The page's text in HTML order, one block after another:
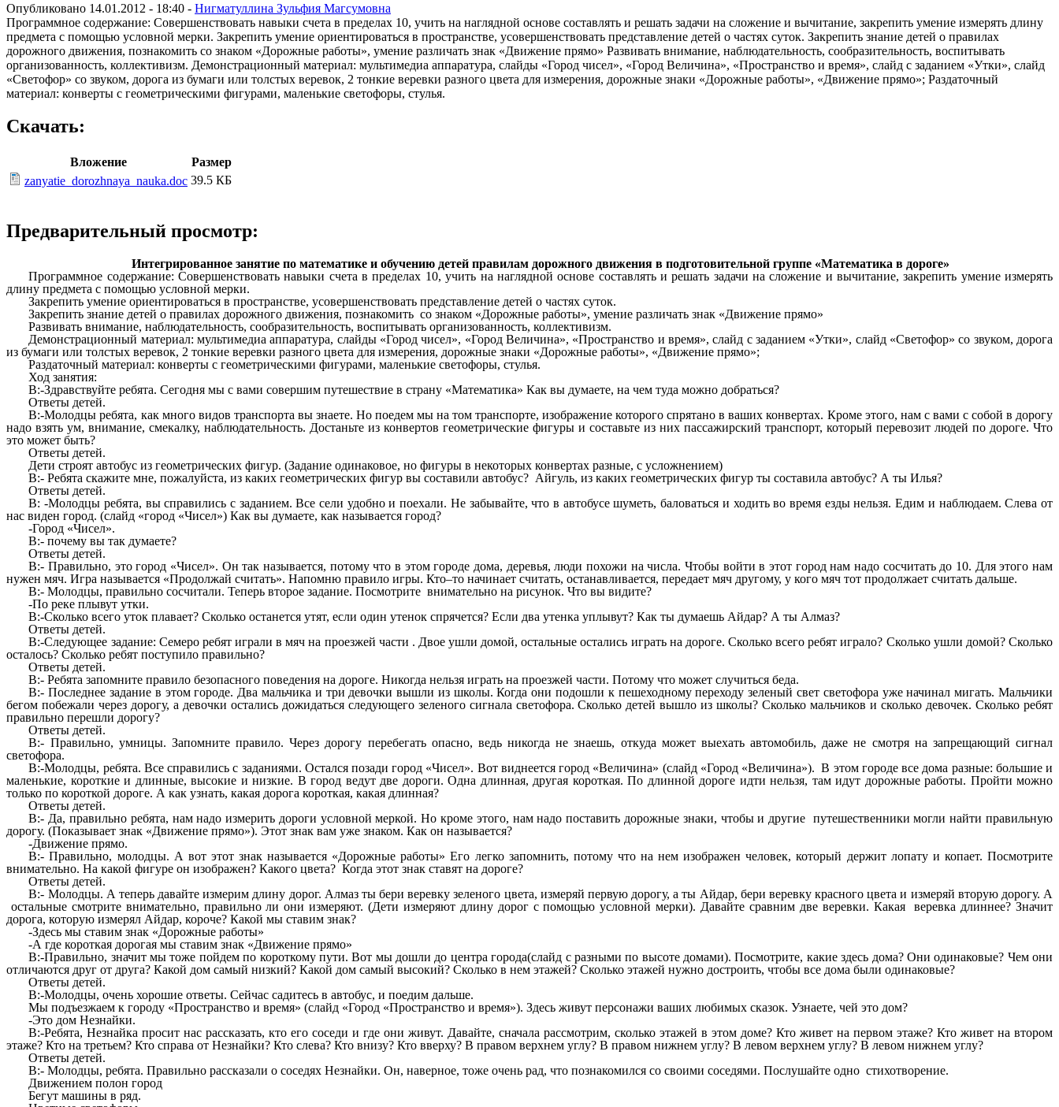
Опубликовано 14.01.2012 - 18:40 - Нигматуллина Зульфия Магсумовна
Программное содержание: Совершенствовать навыки счета в пределах 10, учить на наглядной основе составлять и решать задачи на сложение и вычитание, закрепить умение измерять длину
предмета с помощью условной мерки. Закрепить умение ориентироваться в пространстве, усовершенствовать представление детей о частях суток. Закрепить знание детей о правилах
дорожного движения, познакомить со знаком «Дорожные работы», умение различать знак «Движение прямо» Развивать внимание, наблюдательность, сообразительность, воспитывать
организованность, коллективизм. Демонстрационный материал: мультимедиа аппаратура, слайды «Город чисел», «Город Величина», «Пространство и время», слайд с заданием «Утки», слайд
«Светофор» со звуком, дорога из бумаги или толстых веревок, 2 тонкие веревки разного цвета для измерения, дорожные знаки «Дорожные работы», «Движение прямо»; Раздаточный
материал: конверты с геометрическими фигурами, маленькие светофоры, стулья.
Скачать:
Вложение
Размер
zanyatie_dorozhnaya_nauka.doc 39.5 КБ
Предварительный просмотр:
Интегрированное занятие по математике и обучению детей правилам дорожного движения в подготовительной группе «Математика в дороге»
Программное содержание: Совершенствовать навыки счета в пределах 10, учить на наглядной основе составлять и решать задачи на сложение и вычитание, закрепить умение измерять
длину предмета с помощью условной мерки.
Закрепить умение ориентироваться в пространстве, усовершенствовать представление детей о частях суток.
Закрепить знание детей о правилах дорожного движения, познакомить со знаком «Дорожные работы», умение различать знак «Движение прямо»
Развивать внимание, наблюдательность, сообразительность, воспитывать организованность, коллективизм.
Демонстрационный материал: мультимедиа аппаратура, слайды «Город чисел», «Город Величина», «Пространство и время», слайд с заданием «Утки», слайд «Светофор» со звуком, дорога
из бумаги или толстых веревок, 2 тонкие веревки разного цвета для измерения, дорожные знаки «Дорожные работы», «Движение прямо»;
Раздаточный материал: конверты с геометрическими фигурами, маленькие светофоры, стулья.
Ход занятия:
В:-Здравствуйте ребята. Сегодня мы с вами совершим путешествие в страну «Математика» Как вы думаете, на чем туда можно добраться?
Ответы детей.
В:-Молодцы ребята, как много видов транспорта вы знаете. Но поедем мы на том транспорте, изображение которого спрятано в ваших конвертах. Кроме этого, нам с вами с собой в дорогу
надо взять ум, внимание, смекалку, наблюдательность. Достаньте из конвертов геометрические фигуры и составьте из них пассажирский транспорт, который перевозит людей по дороге. Что
это может быть?
Ответы детей.
Дети строят автобус из геометрических фигур. (Задание одинаковое, но фигуры в некоторых конвертах разные, с усложнением)
В:- Ребята скажите мне, пожалуйста, из каких геометрических фигур вы составили автобус? Айгуль, из каких геометрических фигур ты составила автобус? А ты Илья?
Ответы детей.
В: -Молодцы ребята, вы справились с заданием. Все сели удобно и поехали. Не забывайте, что в автобусе шуметь, баловаться и ходить во время езды нельзя. Едим и наблюдаем. Слева от
нас виден город. (слайд «город «Чисел») Как вы думаете, как называется город?
-Город «Чисел».
В:- почему вы так думаете?
Ответы детей.
В:- Правильно, это город «Чисел». Он так называется, потому что в этом городе дома, деревья, люди похожи на числа. Чтобы войти в этот город нам надо сосчитать до 10. Для этого нам
нужен мяч. Игра называется «Продолжай считать». Напомню правило игры. Кто–то начинает считать, останавливается, передает мяч другому, у кого мяч тот продолжает считать дальше.
В:- Молодцы, правильно сосчитали. Теперь второе задание. Посмотрите внимательно на рисунок. Что вы видите?
-По реке плывут утки.
В:-Сколько всего уток плавает? Сколько останется утят, если один утенок спрячется? Если два утенка уплывут? Как ты думаешь Айдар? А ты Алмаз?
Ответы детей.
В:-Следующее задание: Семеро ребят играли в мяч на проезжей части . Двое ушли домой, остальные остались играть на дороге. Сколько всего ребят играло? Сколько ушли домой? Сколько
осталось? Сколько ребят поступило правильно?
Ответы детей.
В:- Ребята запомните правило безопасного поведения на дороге. Никогда нельзя играть на проезжей части. Потому что может случиться беда.
В:- Последнее задание в этом городе. Два мальчика и три девочки вышли из школы. Когда они подошли к пешеходному переходу зеленый свет светофора уже начинал мигать. Мальчики
бегом побежали через дорогу, а девочки остались дожидаться следующего зеленого сигнала светофора. Сколько детей вышло из школы? Сколько мальчиков и сколько девочек. Сколько ребят
правильно перешли дорогу?
Ответы детей.
В:- Правильно, умницы. Запомните правило. Через дорогу перебегать опасно, ведь никогда не знаешь, откуда может выехать автомобиль, даже не смотря на запрещающий сигнал
светофора.
В:-Молодцы, ребята. Все справились с заданиями. Остался позади город «Чисел». Вот виднеется город «Величина» (слайд «Город «Величина»). В этом городе все дома разные: большие и
маленькие, короткие и длинные, высокие и низкие. В город ведут две дороги. Одна длинная, другая короткая. По длинной дороге идти нельзя, там идут дорожные работы. Пройти можно
только по короткой дороге. А как узнать, какая дорога короткая, какая длинная?
Ответы детей.
В:- Да, правильно ребята, нам надо измерить дороги условной меркой. Но кроме этого, нам надо поставить дорожные знаки, чтобы и другие путешественники могли найти правильную
дорогу. (Показывает знак «Движение прямо»). Этот знак вам уже знаком. Как он называется?
-Движение прямо.
В:- Правильно, молодцы. А вот этот знак называется «Дорожные работы» Его легко запомнить, потому что на нем изображен человек, который держит лопату и копает. Посмотрите
внимательно. На какой фигуре он изображен? Какого цвета? Когда этот знак ставят на дороге?
Ответы детей.
В:- Молодцы. А теперь давайте измерим длину дорог. Алмаз ты бери веревку зеленого цвета, измеряй первую дорогу, а ты Айдар, бери веревку красного цвета и измеряй вторую дорогу. А
остальные смотрите внимательно, правильно ли они измеряют. (Дети измеряют длину дорог с помощью условной мерки). Давайте сравним две веревки. Какая веревка длиннее? Значит
дорога, которую измерял Айдар, короче? Какой мы ставим знак?
-Здесь мы ставим знак «Дорожные работы»
-А где короткая дорогая мы ставим знак «Движение прямо»
В:-Правильно, значит мы тоже пойдем по короткому пути. Вот мы дошли до центра города(слайд с разными по высоте домами). Посмотрите, какие здесь дома? Они одинаковые? Чем они
отличаются друг от друга? Какой дом самый низкий? Какой дом самый высокий? Сколько в нем этажей? Сколько этажей нужно достроить, чтобы все дома были одинаковые?
Ответы детей.
В:-Молодцы, очень хорошие ответы. Сейчас садитесь в автобус, и поедим дальше.
Мы подъезжаем к городу «Пространство и время» (слайд «Город «Пространство и время»). Здесь живут персонажи ваших любимых сказок. Узнаете, чей это дом?
-Это дом Незнайки.
В:-Ребята, Незнайка просит нас рассказать, кто его соседи и где они живут. Давайте, сначала рассмотрим, сколько этажей в этом доме? Кто живет на первом этаже? Кто живет на втором
этаже? Кто на третьем? Кто справа от Незнайки? Кто слева? Кто внизу? Кто вверху? В правом верхнем углу? В правом нижнем углу? В левом верхнем углу? В левом нижнем углу?
Ответы детей.
В:- Молодцы, ребята. Правильно рассказали о соседях Незнайки. Он, наверное, тоже очень рад, что познакомился со своими соседями. Послушайте одно стихотворение.
Движением полон город
Бегут машины в ряд.